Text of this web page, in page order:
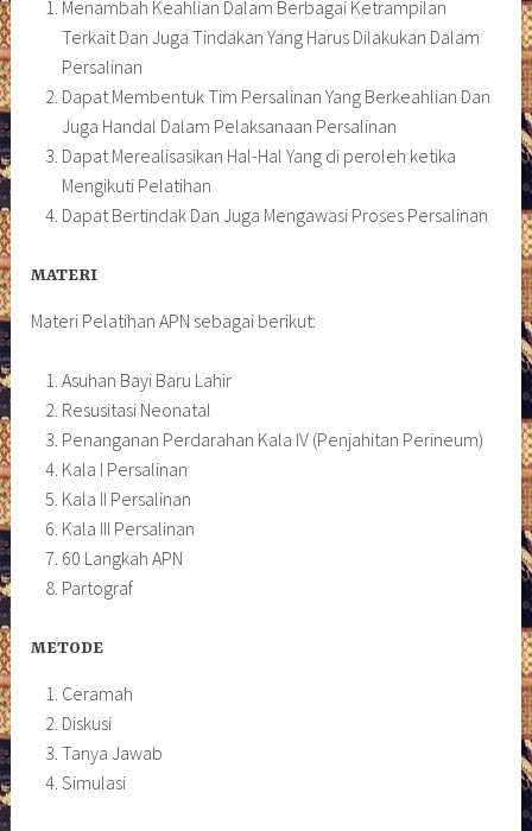
Menambah Keahlian Dalam Berbagai Ketrampilan
Terkait Dan Juga Tindakan Yang Harus Dilakukan Dalam
Persalinan
Dapat Membentuk Tim Persalinan Yang Berkeahlian Dan
Juga Handal Dalam Pelaksanaan Persalinan
Dapat Merealisasikan Hal-Hal Yang di peroleh ketika
Mengikuti Pelatihan
Dapat Bertindak Dan Juga Mengawasi Proses Persalinan
MATERI
Materi Pelatihan APN sebagai berikut:
Asuhan Bayi Baru Lahir
Resusitasi Neonatal
Penanganan Perdarahan Kala IV (Penjahitan Perineum)
Kala I Persalinan
Kala II Persalinan
Kala III Persalinan
60 Langkah APN
Partograf
METODE
Ceramah
Diskusi
Tanya Jawab
Simulasi